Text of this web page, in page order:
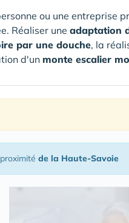
ou une entreprise
Réaliser une adaptation
par une douche, la
d'un monte escalier
de la Haute-Savoie